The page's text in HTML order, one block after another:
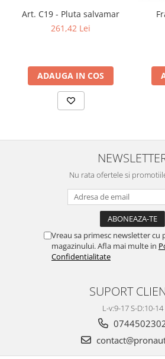
Art. C19 - Pluta salvamar
261,42 Lei
ADAUGA IN COS
Nu rata ofertele si
Vreau sa primesc newsletter cu
magazinului. Afla mai multe in
Confidentialitate
SUPORT
L-v:9-17 S-D:10-14